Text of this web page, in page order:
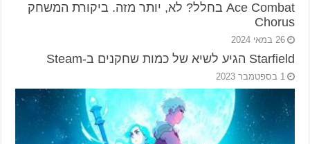
Ace Combat בחלל? לא, יותר מזה. ביקורת המשחק
Chorus
26 במאי 2024
Starfield הגיע לשיא של כמות שחקנים ב-Steam
1 בספטמבר 2023